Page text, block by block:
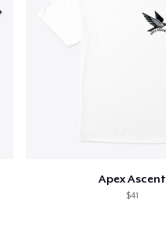
Apex Ascent
$41